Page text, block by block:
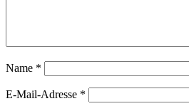
Name *
E-Mail-Adresse *